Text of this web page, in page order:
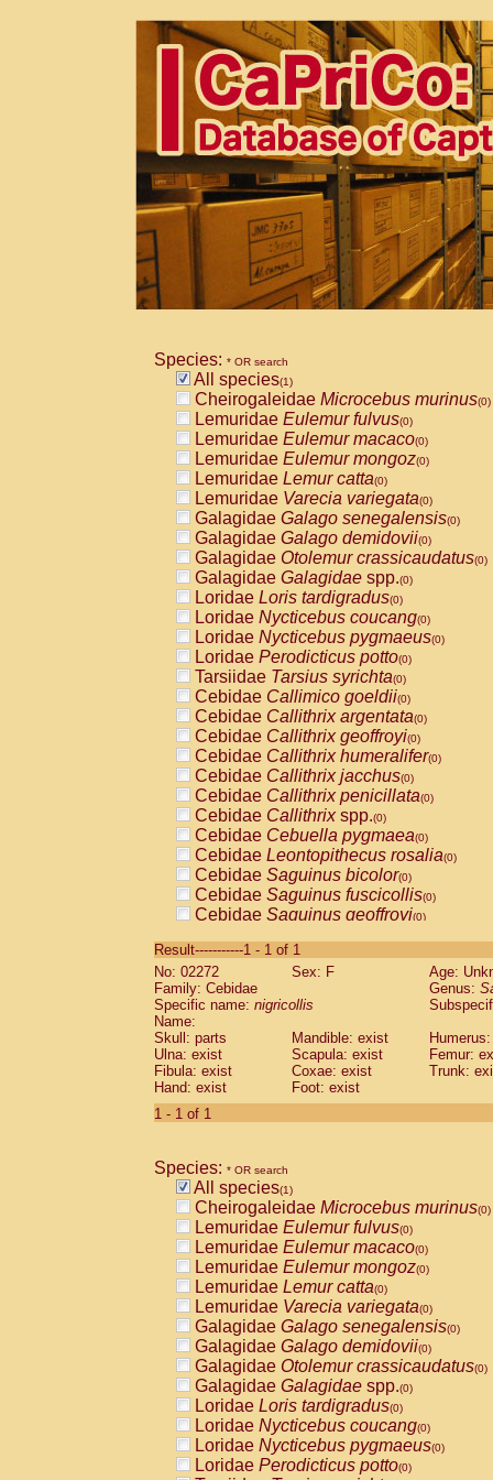
Species: * OR search
All species(1)
Cheirogaleidae Microcebus murinus(0)
Lemuridae Eulemur fulvus(0)
Lemuridae Eulemur macaco(0)
Lemuridae Eulemur mongoz(0)
Lemuridae Lemur catta(0)
Lemuridae Varecia variegata(0)
Galagidae Galago senegalensis(0)
Galagidae Galago demidovii(0)
Galagidae Otolemur crassicaudatus(0)
Galagidae Galagidae spp.(0)
Loridae Loris tardigradus(0)
Loridae Nycticebus coucang(0)
Loridae Nycticebus pygmaeus(0)
Loridae Perodicticus potto(0)
Tarsiidae Tarsius syrichta(0)
Cebidae Callimico goeldii(0)
Cebidae Callithrix argentata(0)
Cebidae Callithrix geoffroyi(0)
Cebidae Callithrix humeralifer(0)
Cebidae Callithrix jacchus(0)
Cebidae Callithrix penicillata(0)
Cebidae Callithrixspp.(0)
Cebidae Cebuella pygmaea(0)
Cebidae Leontopithecus rosalia(0)
Cebidae Saguinus bicolor(0)
Cebidae Saguinus fuscicollis(0)
Cebidae Saguinus geoffroyi(0)
CebidaeSaguinus labiatus(0)
Cebidae Saguinus leucopus (0)
Cebidae
CebidaeSaguinus mystax
Cebidae Saguinus nigricollis (1)
Cebidae Saguinus oedipus
Cebidae Saguinus weddelli
Cebidae Saguinusspp.
Cebidae
CebidaeCebus capucinus
CebidaeCebus nigrivittatus
CebidaeCebus spp.(0)
CebidaeSaimiri boliviensis(0)
CebidaeSaimiri sciureus(0)
AtelidaeAlouatta caraya(0)
AtelidaeAlouatta fusca(0)
AtelidaeAlouatta seniculus(0)
AtelidaeAlouattaspp.(0)
AtelidaeAteles belzebuth(0)
AtelidaeAteles geoffroyi(0)
AtelidaeAteles paniscus(0)
AtelidaeAtelesspp.(0)
AtelidaeLagothrix lagothricha(0)
AtelidaeLagothrix lagothricha cana
PitheciidaeCacajao calvus
Result-----------1 - 1 of 1
No: 02272
Sex: F
Age:
Family: Cebidae
Genus:
Specific name: nigricollis
Name:
Skull: parts
Mandible: exist
Ulna: exist
Scapula: exist
Femur:
Fibula: exist
Coxae: exist
Trunk:
Hand: exist
Foot: exist
1 - 1 of 1
Species: * OR search
All species(1)
Cheirogaleidae Microcebus murinus(0)
Lemuridae Eulemur fulvus(0)
Lemuridae Eulemur macaco(0)
Lemuridae Eulemur mongoz(0)
Lemuridae Lemur catta(0)
Lemuridae Varecia variegata(0)
Galagidae Galago senegalensis(0)
Galagidae Galago demidovii(0)
Galagidae Otolemur crassicaudatus(0)
Galagidae Galagidae spp.(0)
Loridae Loris tardigradus(0)
Loridae Nycticebus coucang(0)
Loridae Nycticebus pygmaeus(0)
Loridae Perodicticus potto(0)